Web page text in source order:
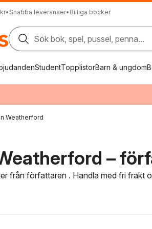
• Snabba leveranser• Billiga böcker
Sök bok, spel, pussel, penna...
StudentTopplistorBarn & ungdom
Weatherford
–
från författaren . Handla med fri frakt